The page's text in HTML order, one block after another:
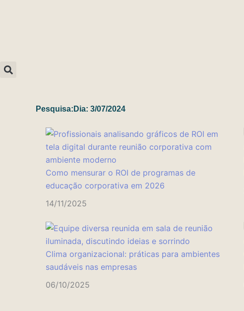
Pesquisa:Dia: 3/07/2024
Como mensurar o ROI de programas de
educação corporativa em 2026
14/11/2025
Clima organizacional: práticas para ambientes
saudáveis nas empresas
06/10/2025
Página
Página
Página
Página
Página